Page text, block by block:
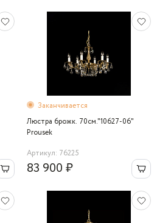
Заканчивается
Люстра 6рожк. 70см."10627-06"
Prousek
Артикул: 76225
83 900 ₽